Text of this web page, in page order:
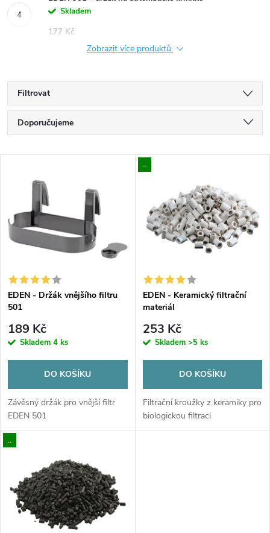
Skladem
177 Kč
Zobrazit více produktů
Filtrovat
Ř
a
e
n
í
p
r
o
d
u
k
t
ů
Doporučujeme
Nejprodávanější
Abecedně
p
s
p
r
d
u
t
EDEN - Držák vnějšího filtru
501
189 Kč
Skladem 4 ks
DO KOŠÍKU
Závěsný držák pro vnější filtr
EDEN 501
..
EDEN - Keramický filtrační
materiál
253 Kč
Skladem >5 ks
DO KOŠÍKU
Filtrační kroužky z keramiky pro
biologickou filtraci
..